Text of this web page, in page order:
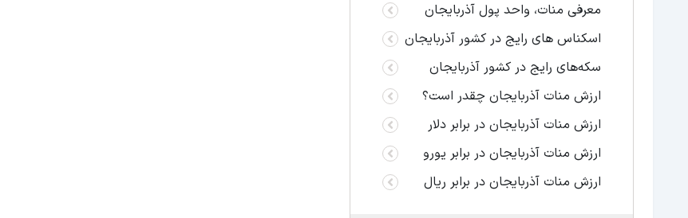
معرفی منات، واحد پول آذربایجان
اسکناس های رایج در کشور آذربایجان
سکه‌های رایج در کشور آذربایجان
ارزش منات آذربایجان چقدر است؟
ارزش منات آذربایجان در برابر دلار
ارزش منات آذربایجان در برابر یورو
ارزش منات آذربایجان در برابر ریال